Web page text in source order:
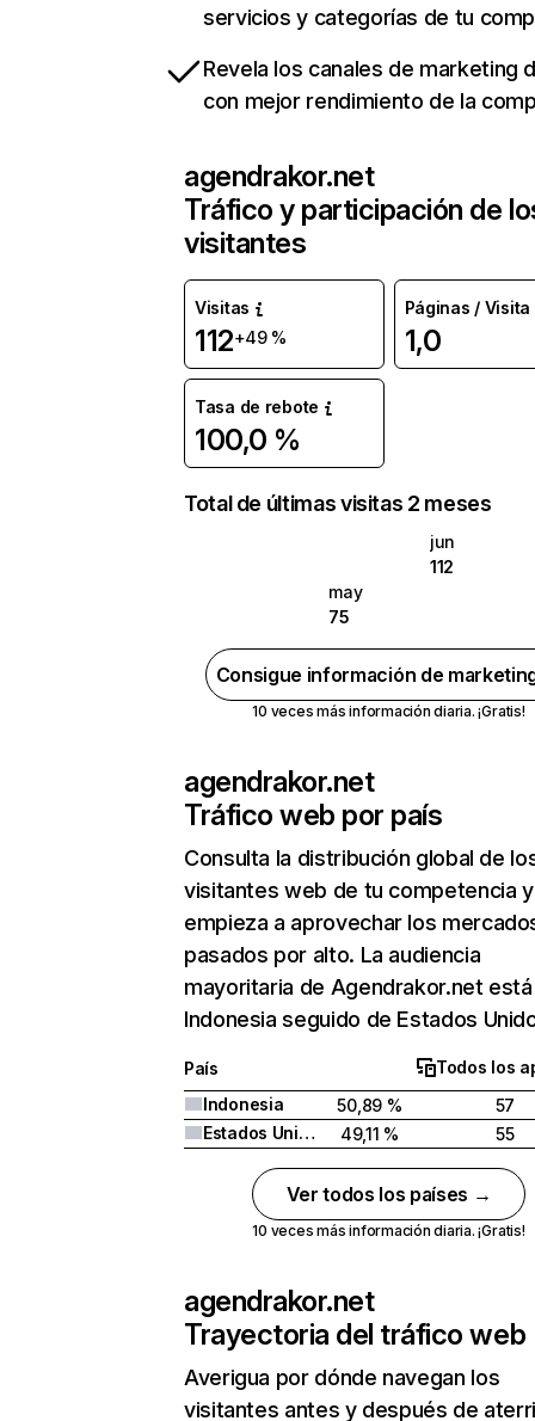
servicios y categorías de tu
Revela los canales de marketing
con mejor rendimiento de la
agendrakor.net
Tráfico y participación de
visitantes
Visitas
112+49 %
Páginas / Visita
1,0
Tasa de rebote
100,0 %
Total de últimas visitas 2 meses
jun
112
may
75
Consigue información de
10 veces más información diaria. ¡Gratis!
agendrakor.net
Tráfico web por país
Consulta la distribución global de
visitantes web de tu competencia y
empieza a aprovechar los
pasados por alto. La audiencia
mayoritaria de Agendrakor.net
Indonesia seguido de Estados
País
Todos los
Indonesia
50,89 %
57
Estados Unidos
49,11 % 55
Ver todos los países →
10 veces más información diaria. ¡Gratis!
agendrakor.net
Trayectoria del tráfico web
Averigua por dónde navegan los
visitantes antes y después de